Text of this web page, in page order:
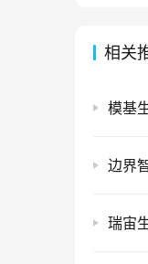
相关
模基
边界
瑞宙